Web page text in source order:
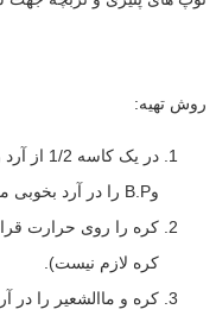
روش تهیه:
در یک
وB.P را در آرد بخوبی مخلوط می کنیم.
کره را روی حرارت
کره لازم نیست).
کره و ماالشعیر را در